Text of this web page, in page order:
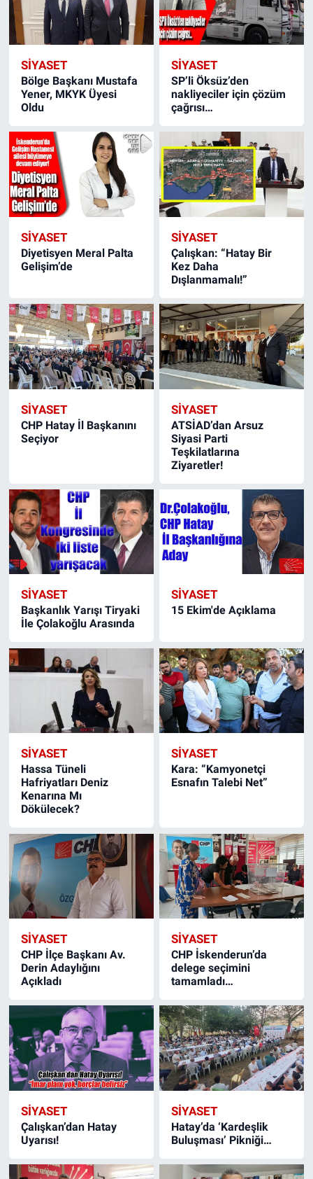
SIYASET
Bölge Başkanı Mustafa
Yener, MKYK Üyesi
Oldu
SIYASET
SP’li Öksüz’den
nakliyeciler için çözüm
çağrısı…
SIYASET
Diyetisyen Meral Palta
Gelişim’de
SIYASET
Çalışkan: “Hatay Bir
Kez Daha
Dışlanmamalı!”
SIYASET
CHP Hatay İl Başkanını
Seçiyor
SIYASET
ATSİAD’dan Arsuz
Siyasi Parti
Teşkilatlarına
Ziyaretler!
SIYASET
Başkanlık Yarışı Tiryaki
İle Çolakoğlu Arasında
SIYASET
15 Ekim'de Açıklama
SIYASET
Hassa Tüneli
Hafriyatları Deniz
Kenarına Mı
Dökülecek?
SIYASET
Kara: “Kamyonetçi
Esnafın Talebi Net”
SIYASET
CHP İlçe Başkanı Av.
Derin Adaylığını
Açıkladı
SIYASET
CHP İskenderun’da
delege seçimini
tamamladı…
SIYASET
Çalışkan’dan Hatay
Uyarısı!
SIYASET
Hatay’da ‘Kardeşlik
Buluşması’ Pikniği…